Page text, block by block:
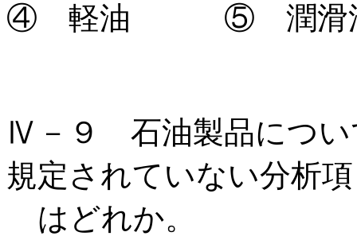
④ 軽油 ⑤ 潤滑
Ⅳ－９ 石油製品につい
規定されていない分析
はどれか。